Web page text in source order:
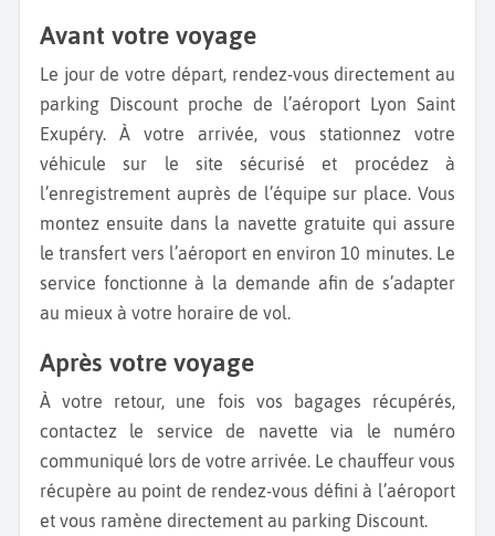
Avant votre voyage
Le jour de votre départ, rendez-vous directement au
parking Discount proche de l’aéroport Lyon Saint
Exupéry. À votre arrivée, vous stationnez votre
véhicule sur le site sécurisé et procédez à
l’enregistrement auprès de l’équipe sur place. Vous
montez ensuite dans la navette gratuite qui assure
le transfert vers l’aéroport en environ 10 minutes. Le
service fonctionne à la demande afin de s’adapter
au mieux à votre horaire de vol.
Après votre voyage
À votre retour, une fois vos bagages récupérés,
contactez le service de navette via le numéro
communiqué lors de votre arrivée. Le chauffeur vous
récupère au point de rendez-vous défini à l’aéroport
et vous ramène directement au parking Discount.